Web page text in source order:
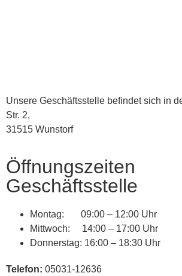
Unsere Geschäftsstelle befindet sich in
Str. 2,
31515 Wunstorf
Öffnungszeiten
Geschäftsstelle
Montag: 09:00 – 12:00 Uhr
Mittwoch: 14:00 – 17:00 Uhr
Donnerstag: 16:00 – 18:30 Uhr
Telefon: 05031-12636